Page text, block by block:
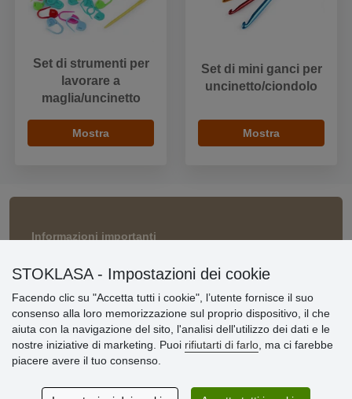
Set di strumenti per
lavorare a
maglia/uncinetto
Mostra
Set di mini ganci per
uncinetto/ciondolo
Mostra
Informazioni importanti
» Termini & Condizioni
» Informativa sulla Privacy
» Consegna e pagamento
» Garanzia e resi
» Programma fedeltà
STOKLASA - Impostazioni dei cookie
Facendo clic su "Accetta tutti i cookie", l’utente fornisce il suo
consenso alla loro memorizzazione sul proprio dispositivo, il che
aiuta con la navigazione del sito, l'analisi dell'utilizzo dei dati e le
nostre iniziative di marketing. Puoi rifiutarti di farlo , ma ci farebbe
piacere avere il tuo consenso.